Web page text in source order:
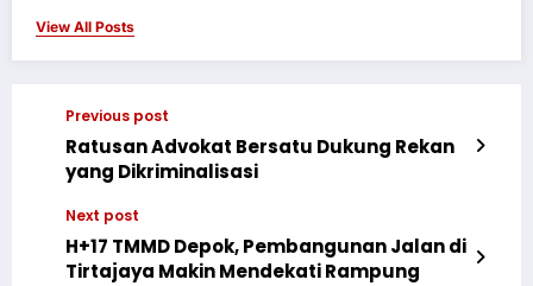
View All Posts
Previous post
Ratusan Advokat Bersatu Dukung Rekan
yang Dikriminalisasi
Next post
H+17 TMMD Depok, Pembangunan Jalan di
Tirtajaya Makin Mendekati Rampung